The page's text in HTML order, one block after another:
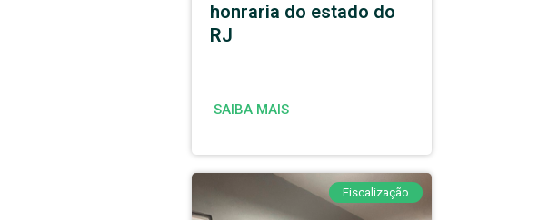
honraria do estado do
RJ
SAIBA MAIS
Fiscalização